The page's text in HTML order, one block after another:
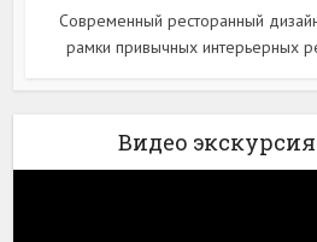
Современный ресторанный
рамки привычных интерьерных
Видео